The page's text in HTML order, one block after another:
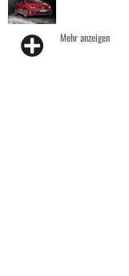
Mehr anzeigen